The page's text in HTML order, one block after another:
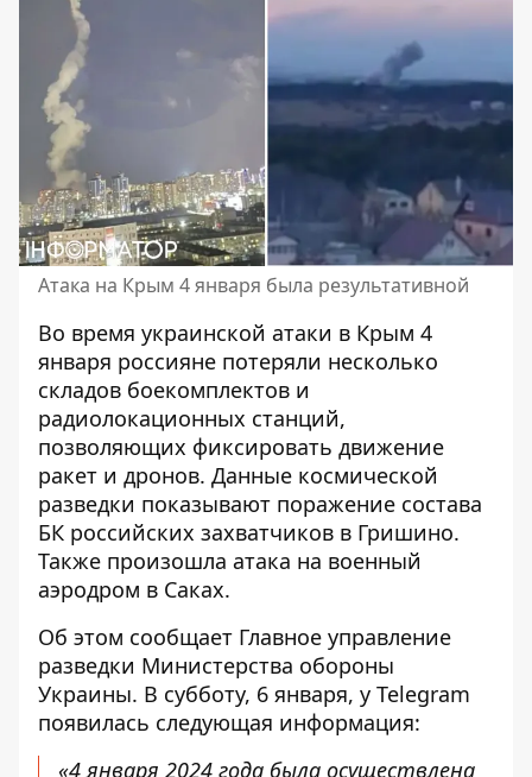
Атака на Крым 4 января была результативной
Во время украинской атаки в Крым 4
января россияне потеряли несколько
складов боекомплектов и
радиолокационных станций,
позволяющих фиксировать движение
ракет и дронов. Данные космической
разведки показывают поражение состава
БК российских захватчиков в Гришино.
Также произошла атака на военный
аэродром в Саках.
Об этом сообщает Главное управление
разведки Министерства обороны
Украины. В субботу, 6 января, у Telegram
появилась следующая информация:
«4 января 2024 года была осуществлена ​​